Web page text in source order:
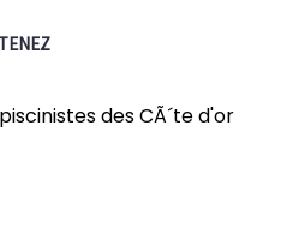
des CÃ´te d'or